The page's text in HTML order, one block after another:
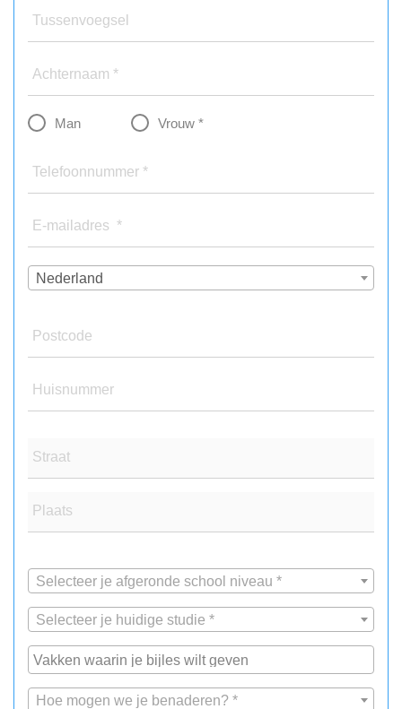
Tussenvoegsel
Achternaam *
Man Vrouw *
Telefoonnummer *
E-mailadres *
Nederland
Postcode
Huisnummer
Straat
Plaats
Selecteer je afgeronde school niveau *
Selecteer je huidige studie *
Hoe mogen we je benaderen? *